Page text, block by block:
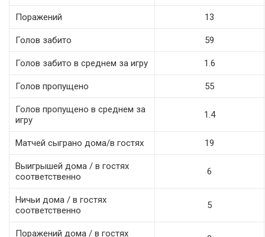
Поражений 13
Голов забито 59
Голов забито в среднем за игру 1.6
Голов пропущено 55
Голов пропущено в среднем за
игру
1.4
Матчей сыграно дома/в гостях 19
Выигрышей дома / в гостях
соответственно
6
Ничьи дома / в гостях
соответственно
5
Поражений дома / в гостях